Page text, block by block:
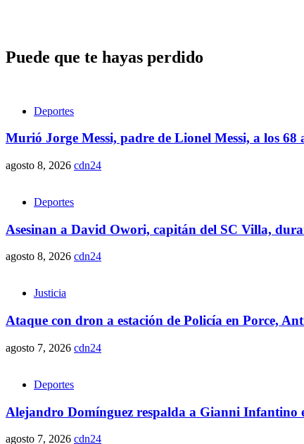
Puede que te hayas perdido
Deportes
Murió Jorge Messi, padre de Lionel Messi, a los 68
agosto 8, 2026 cdn24
Deportes
Asesinan a David Owori, capitán del SC Villa,
agosto 8, 2026 cdn24
Justicia
Ataque con dron a estación de Policía en Porce,
agosto 7, 2026 cdn24
Deportes
Alejandro Domínguez respalda a Gianni Infantino
agosto 7, 2026 cdn24